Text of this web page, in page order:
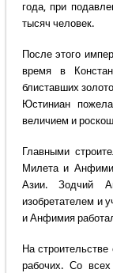
года, при
тысяч человек.
После этого
время в
блиставших
Юстиниан
величием и
Главными
Милета и
Азии. Зодчий
изобретателем и
и Анфимия
На
рабочих. Со